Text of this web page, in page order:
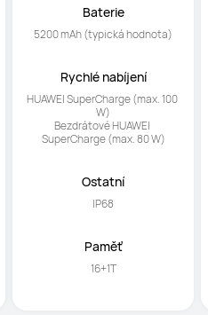
Baterie
5200 mAh (typická hodnota)
Rychlé nabíjení
HUAWEI SuperCharge (max. 100
W)
Bezdrátové HUAWEI
SuperCharge (max. 80 W)
Ostatní
IP68
Paměť
16+1T